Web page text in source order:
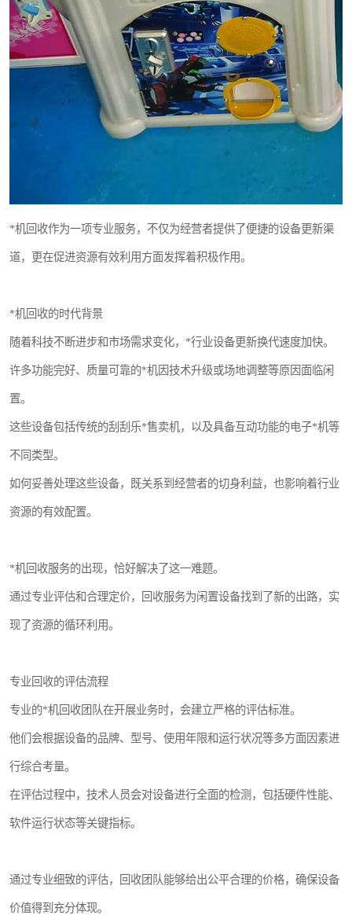
*机回收作为一项专业服务，不仅为经营者提供了便捷的设备更新渠
道，更在促进资源有效利用方面发挥着积极作用。
*机回收的时代背景
随着科技不断进步和市场需求变化，*行业设备更新换代速度加快。
许多功能完好、质量可靠的*机因技术升级或场地调整等原因面临闲
置。
这些设备包括传统的刮刮乐*售卖机，以及具备互动功能的电子*机等
不同类型。
如何妥善处理这些设备，既关系到经营者的切身利益，也影响着行业
资源的有效配置。
*机回收服务的出现，恰好解决了这一难题。
通过专业评估和合理定价，回收服务为闲置设备找到了新的出路，实
现了资源的循环利用。
专业回收的评估流程
专业的*机回收团队在开展业务时，会建立严格的评估标准。
他们会根据设备的品牌、型号、使用年限和运行状况等多方面因素进
行综合考量。
在评估过程中，技术人员会对设备进行全面的检测，包括硬件性能、
软件运行状态等关键指标。
通过专业细致的评估，回收团队能够给出公平合理的价格，确保设备
价值得到充分体现。